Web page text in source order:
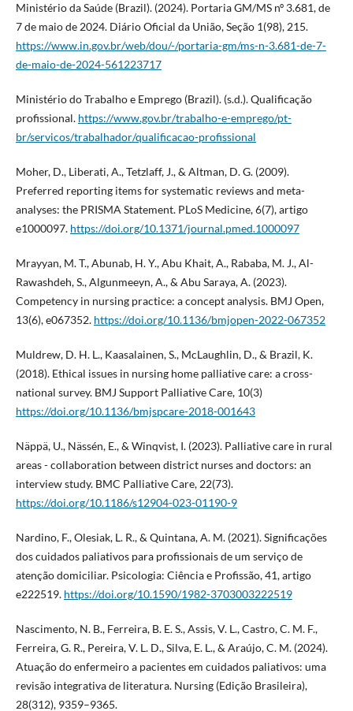
Ministério da Saúde (Brazil). (2024). Portaria GM/MS nº 3.681, de
7 de maio de 2024. Diário Oficial da União, Seção 1(98), 215.
https://www.in.gov.br/web/dou/-/portaria-gm/ms-n-3.681-de-7-
de-maio-de-2024-561223717
Ministério do Trabalho e Emprego (Brazil). (s.d.). Qualificação
profissional. https://www.gov.br/trabalho-e-emprego/pt-
br/servicos/trabalhador/qualificacao-profissional
Moher, D., Liberati, A., Tetzlaff, J., & Altman, D. G. (2009).
Preferred reporting items for systematic reviews and meta-
analyses: the PRISMA Statement. PLoS Medicine, 6(7), artigo
e1000097. https://doi.org/10.1371/journal.pmed.1000097
Mrayyan, M. T., Abunab, H. Y., Abu Khait, A., Rababa, M. J., Al-
Rawashdeh, S., Algunmeeyn, A., & Abu Saraya, A. (2023).
Competency in nursing practice: a concept analysis. BMJ Open,
13(6), e067352. https://doi.org/10.1136/bmjopen-2022-067352
Muldrew, D. H. L., Kaasalainen, S., McLaughlin, D., & Brazil, K.
(2018). Ethical issues in nursing home palliative care: a cross-
national survey. BMJ Support Palliative Care, 10(3)
https://doi.org/10.1136/bmjspcare-2018-001643
Näppä, U., Nässén, E., & Winqvist, I. (2023). Palliative care in rural
areas - collaboration between district nurses and doctors: an
interview study. BMC Palliative Care, 22(73).
https://doi.org/10.1186/s12904-023-01190-9
Nardino, F., Olesiak, L. R., & Quintana, A. M. (2021). Significações
dos cuidados paliativos para profissionais de um serviço de
atenção domiciliar. Psicologia: Ciência e Profissão, 41, artigo
e222519. https://doi.org/10.1590/1982-3703003222519
Nascimento, N. B., Ferreira, B. E. S., Assis, V. L., Castro, C. M. F.,
Ferreira, G. R., Pereira, V. L. D., Silva, E. L., & Araújo, C. M. (2024).
Atuação do enfermeiro a pacientes em cuidados paliativos: uma
revisão integrativa de literatura. Nursing (Edição Brasileira),
28(312), 9359–9365.